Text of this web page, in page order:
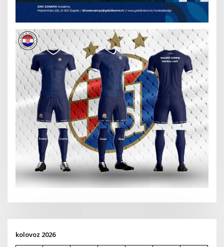
kolovoz 2026